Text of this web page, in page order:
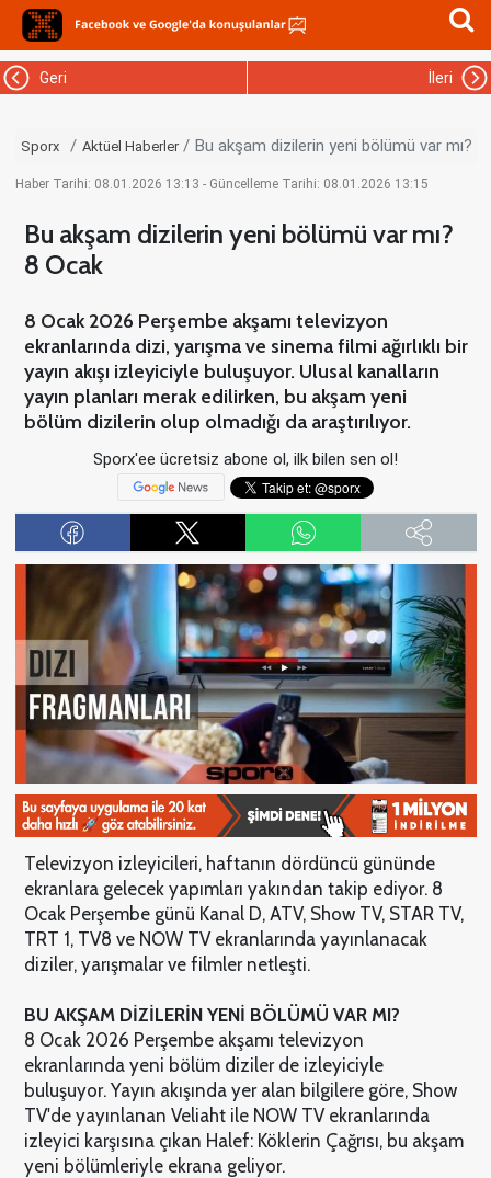
Geri İleri
Sporx Aktüel Haberler Bu akşam dizilerin yeni bölümü var mı? 8
Haber Tarihi: 08.01.2026 13:13 - Güncelleme Tarihi: 08.01.2026 13:15
Bu akşam dizilerin yeni bölümü var mı?
8 Ocak
8 Ocak 2026 Perşembe akşamı televizyon
ekranlarında dizi, yarışma ve sinema filmi ağırlıklı bir
yayın akışı izleyiciyle buluşuyor. Ulusal kanalların
yayın planları merak edilirken, bu akşam yeni
bölüm dizilerin olup olmadığı da araştırılıyor.
Sporx'ee ücretsiz abone ol, ilk bilen sen ol!
Televizyon izleyicileri, haftanın dördüncü gününde
ekranlara gelecek yapımları yakından takip ediyor. 8
Ocak Perşembe günü Kanal D, ATV, Show TV, STAR TV,
TRT 1, TV8 ve NOW TV ekranlarında yayınlanacak
diziler, yarışmalar ve filmler netleşti.
BU AKŞAM DİZİLERİN YENİ BÖLÜMÜ VAR MI?
8 Ocak 2026 Perşembe akşamı televizyon
ekranlarında yeni bölüm diziler de izleyiciyle
buluşuyor. Yayın akışında yer alan bilgilere göre, Show
TV'de yayınlanan Veliaht ile NOW TV ekranlarında
izleyici karşısına çıkan Halef: Köklerin Çağrısı, bu akşam
yeni bölümleriyle ekrana geliyor.